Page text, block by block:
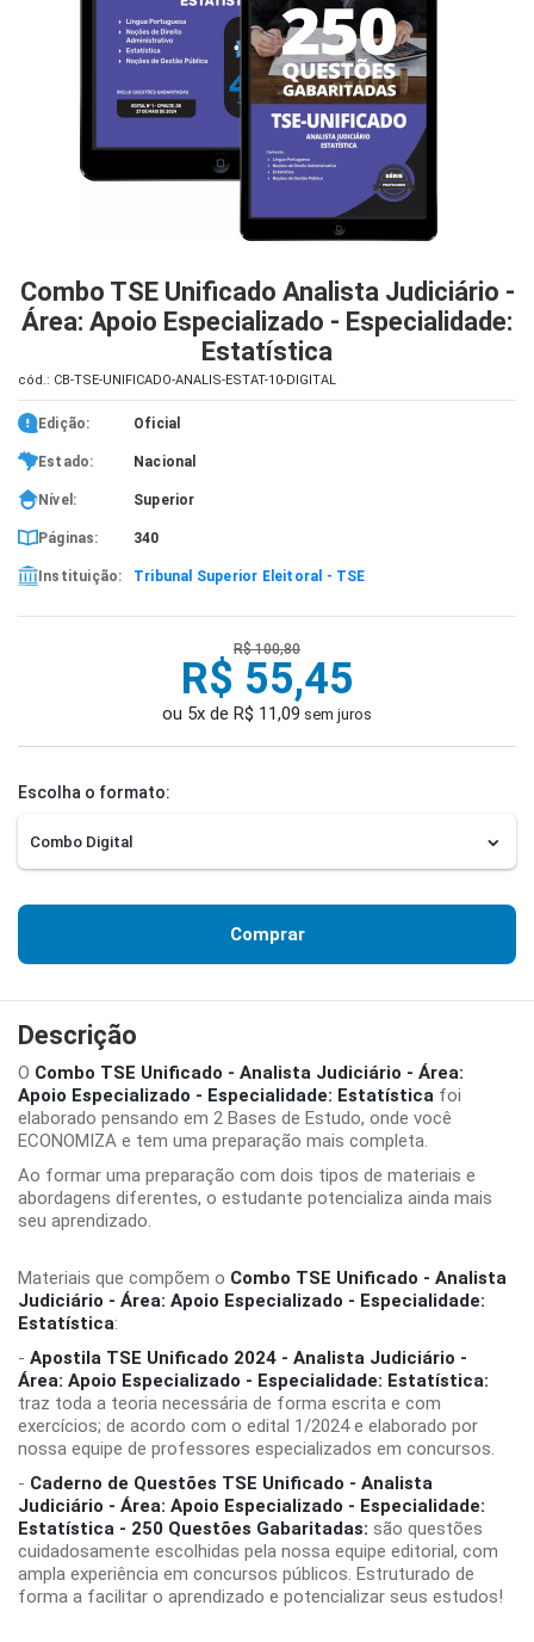
Combo TSE Unificado Analista Judiciário -
Área: Apoio Especializado - Especialidade:
Estatística
cód.: CB-TSE-UNIFICADO-ANALIS-ESTAT-10-DIGITAL
Edição: Oficial
Estado: Nacional
Nível: Superior
Páginas: 340
Instituição: Tribunal Superior Eleitoral - TSE
R$ 100,80
R$ 55,45
ou 5x de R$ 11,09 sem juros
Escolha o formato:
Comprar
Descrição
O Combo TSE Unificado - Analista Judiciário - Área:
Apoio Especializado - Especialidade: Estatística foi
elaborado pensando em 2 Bases de Estudo, onde você
ECONOMIZA e tem uma preparação mais completa.
Ao formar uma preparação com dois tipos de materiais e
abordagens diferentes, o estudante potencializa ainda mais
seu aprendizado.
Materiais que compõem o Combo TSE Unificado - Analista
Judiciário - Área: Apoio Especializado - Especialidade:
Estatística:
- Apostila TSE Unificado 2024 - Analista Judiciário -
Área: Apoio Especializado - Especialidade: Estatística:
traz toda a teoria necessária de forma escrita e com
exercícios; de acordo com o edital 1/2024 e elaborado por
nossa equipe de professores especializados em concursos.
- Caderno de Questões TSE Unificado - Analista
Judiciário - Área: Apoio Especializado - Especialidade:
Estatística - 250 Questões Gabaritadas: são questões
cuidadosamente escolhidas pela nossa equipe editorial, com
ampla experiência em concursos públicos. Estruturado de
forma a facilitar o aprendizado e potencializar seus estudos!